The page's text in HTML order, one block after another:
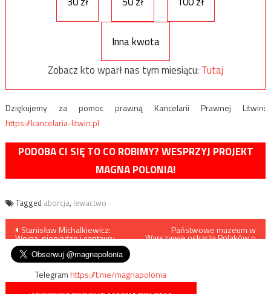
Inna kwota
Zobacz kto wparł nas tym miesiącu: Tutaj
Dziękujemy za pomoc prawną Kancelarii Prawnej Litwin:
https://kancelaria-litwin.pl
PODOBA CI SIĘ TO CO ROBIMY? WESPRZYJ PROJEKT
MAGNA POLONIA!
Tagged aborcja, lewactwo
Nawigacja
wpisu
Stanisław Michalkiewicz:
Wojna, pieniądze i centaury
Państwowe muzeum w
Warszawie oskarża Polaków o
Telegramhttps://t.me/magnapolonia